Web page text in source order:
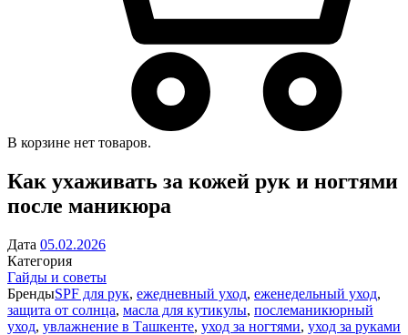
В корзине нет товаров.
Как ухаживать за кожей рук и ногтями
после маникюра
Дата 05.02.2026
Категория
Гайды и советы
БрендыSPF для рук, ежедневный уход, еженедельный уход,
защита от солнца, масла для кутикулы, послеманикюрный
уход, увлажнение в Ташкенте, уход за ногтями, уход за руками